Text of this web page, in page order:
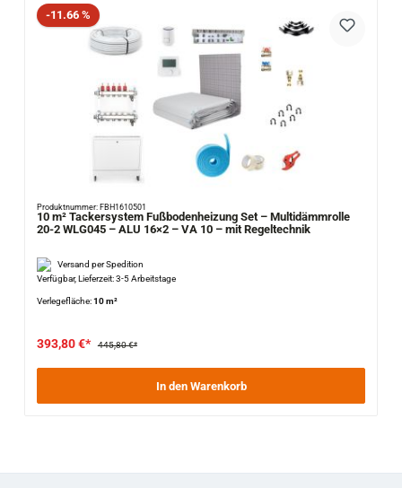
Rabatt
-11.66 %
Produktnummer: FBH1610501
10 m² Tackersystem Fußbodenheizung Set – Multidämmrolle
20-2 WLG045 – ALU 16×2 – VA 10 – mit Regeltechnik
Versand per Spedition
Verfügbar, Lieferzeit: 3-5 Arbeitstage
Verlegefläche:10 m²
393,80 €* 445,80 €*
In den Warenkorb